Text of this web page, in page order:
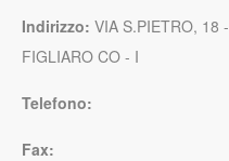
Indirizzo: VIA S.PIETRO, 18
FIGLIARO CO - I
Telefono:
Fax: